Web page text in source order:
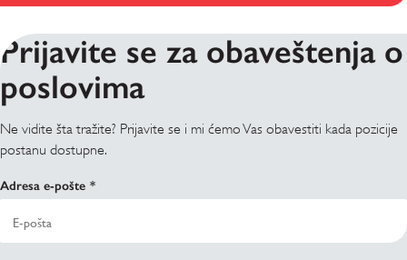
Prijavite se za obaveštenja o
poslovima
Ne vidite šta tražite? Prijavite se i mi ćemo Vas obavestiti kada pozicije
postanu dostupne.
Adresa e-pošte